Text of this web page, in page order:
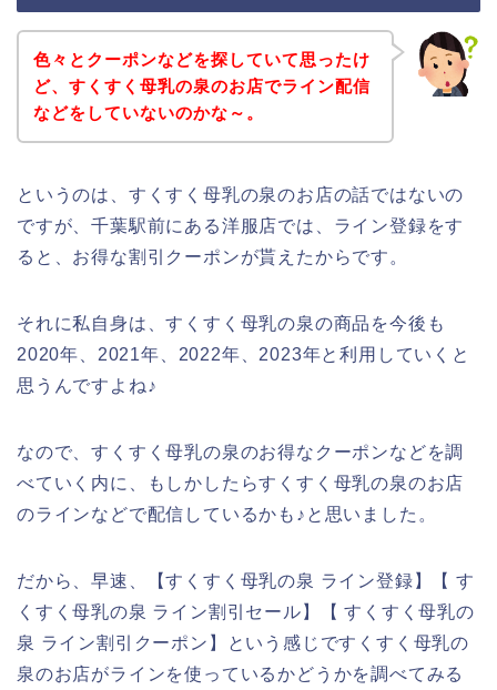
色々とクーポンなどを探していて思ったけ
ど、すくすく母乳の泉のお店でライン配信
などをしていないのかな～。
というのは、すくすく母乳の泉のお店の話ではないの
ですが、千葉駅前にある洋服店では、ライン登録をす
ると、お得な割引クーポンが貰えたからです。
それに私自身は、すくすく母乳の泉の商品を今後も
2020年、2021年、2022年、2023年と利用していくと
思うんですよね♪
なので、すくすく母乳の泉のお得なクーポンなどを調
べていく内に、もしかしたらすくすく母乳の泉のお店
のラインなどで配信しているかも♪と思いました。
だから、早速、【すくすく母乳の泉 ライン登録】【 す
くすく母乳の泉 ライン割引セール】【 すくすく母乳の
泉 ライン割引クーポン】という感じですくすく母乳の
泉のお店がラインを使っているかどうかを調べてみる